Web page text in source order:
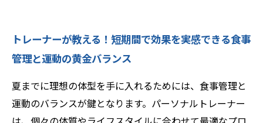
トレーナーが教える！短期間で効果を実感できる食事
管理と運動の黄金バランス
夏までに理想の体型を手に入れるためには、食事管理と
運動のバランスが鍵となります。パーソナルトレーナー